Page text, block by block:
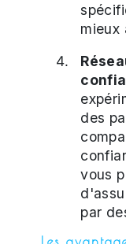
mieux
des
vous
par